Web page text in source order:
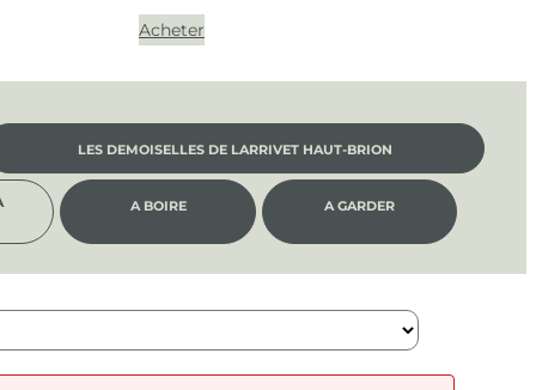
Acheter
LES DEMOISELLES DE LARRIVET HAUT-BRION
A BOIRE A GARDER